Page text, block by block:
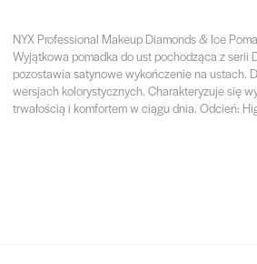
NYX Professional Makeup Diamonds & Ice
Wyjątkowa pomadka do ust pochodząca z serii
pozostawia satynowe wykończenie na ustach.
wersjach kolorystycznych. Charakteryzuje się
trwałością i komfortem w ciągu dnia. Odcień: